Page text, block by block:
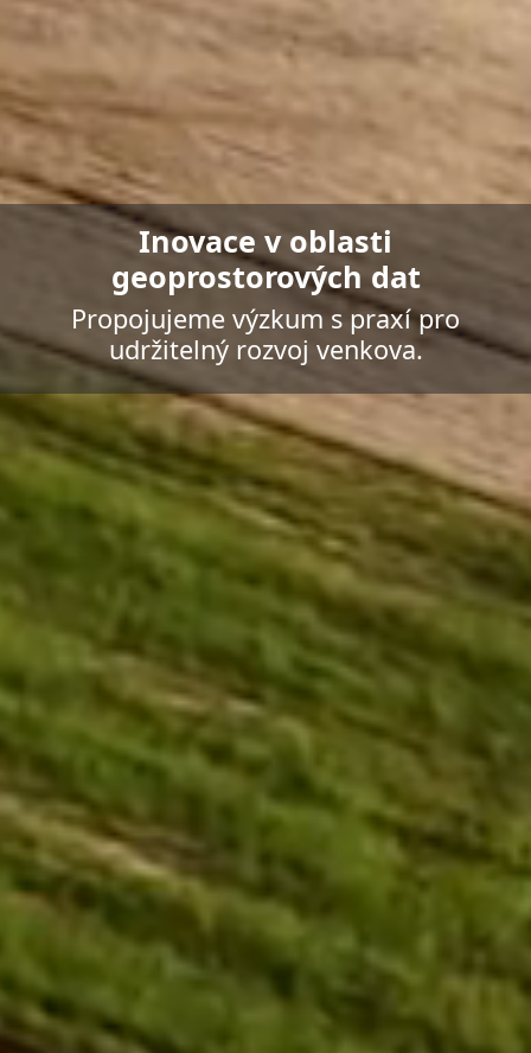
Inovace v oblasti
geoprostorových dat
Propojujeme výzkum s praxí pro
udržitelný rozvoj venkova.